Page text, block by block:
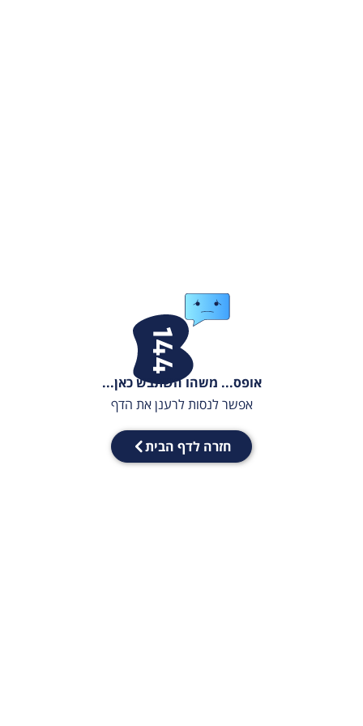
אופס... משהו השתבש כאן...
אפשר לנסות לרענן את הדף
חזרה לדף הבית